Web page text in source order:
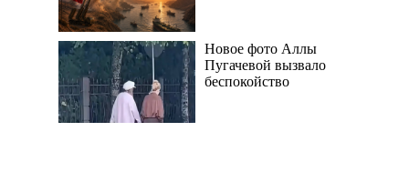
Новое фото Аллы
Пугачевой вызвало
беспокойство